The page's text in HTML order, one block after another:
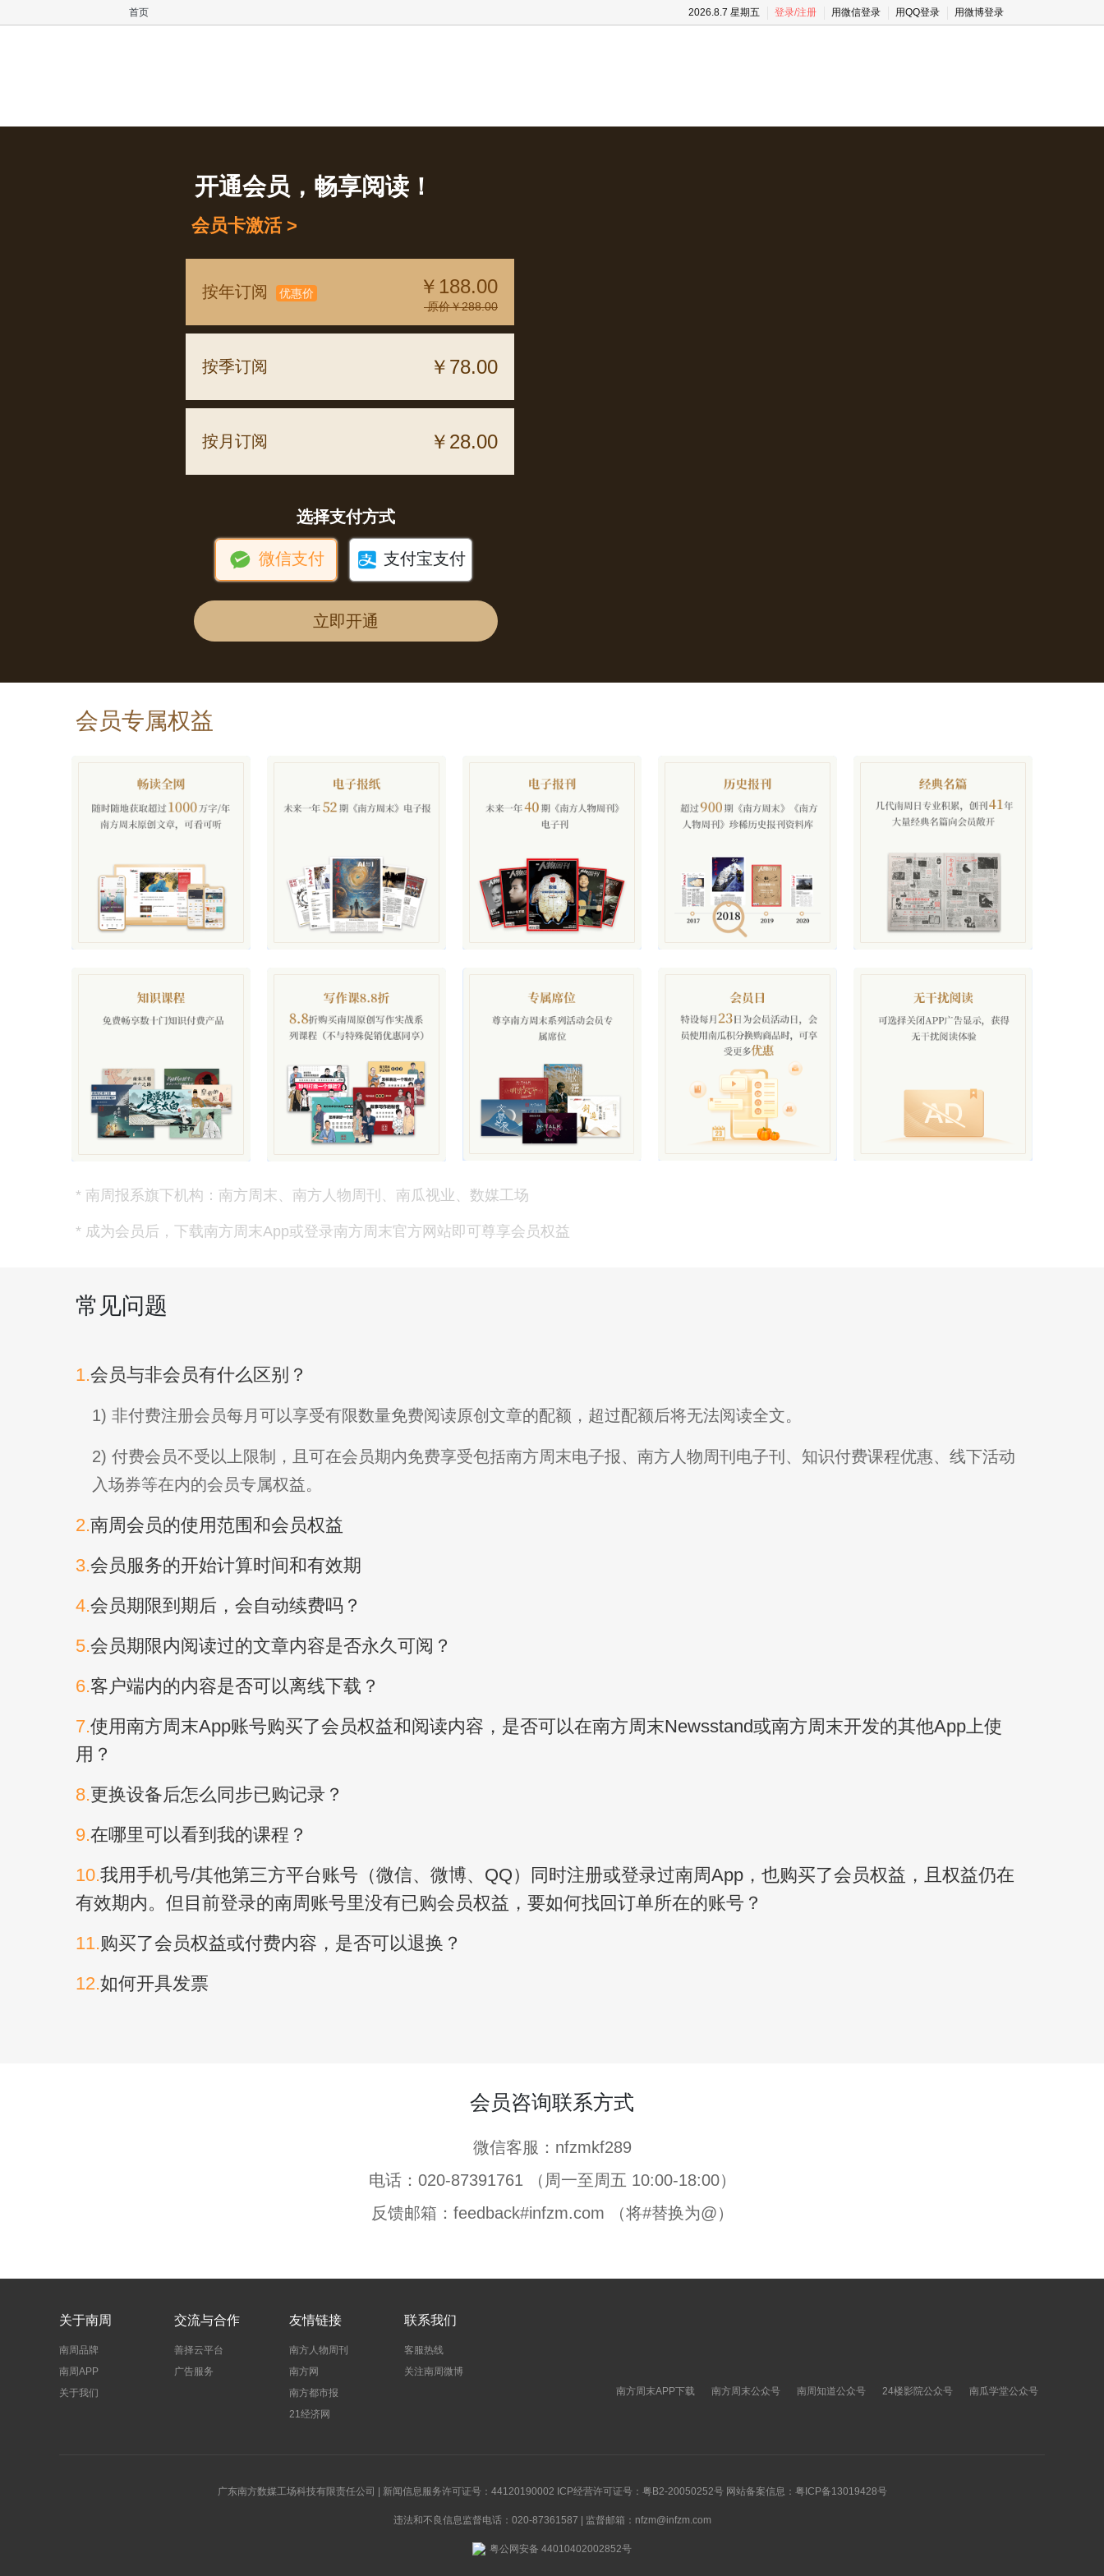
首页 2026.8.7 星期五 登录/注册 用微信登录 用QQ登录 用微博登录
开通会员，畅享阅读！
会员卡激活 >
按年订阅 优惠价 ￥188.00
原价￥288.00
按季订阅 ￥78.00
按月订阅 ￥28.00
选择支付方式
 微信支付  支付宝支付
立即开通
会员专属权益
* 南周报系旗下机构：南方周末、南方人物周刊、南瓜视业、数媒工场
* 成为会员后，下载南方周末App或登录南方周末官方网站即可尊享会员权益
常见问题
1.会员与非会员有什么区别？
1) 非付费注册会员每月可以享受有限数量免费阅读原创文章的配额，超过配额后将无法阅读全文。
2) 付费会员不受以上限制，且可在会员期内免费享受包括南方周末电子报、南方人物周刊电子刊、知识付费课程优惠、线下活动
入场券等在内的会员专属权益。
2.南周会员的使用范围和会员权益
3.会员服务的开始计算时间和有效期
4.会员期限到期后，会自动续费吗？
5.会员期限内阅读过的文章内容是否永久可阅？
6.客户端内的内容是否可以离线下载？
7.使用南方周末App账号购买了会员权益和阅读内容，是否可以在南方周末Newsstand或南方周末开发的其他App上使
用？
8.更换设备后怎么同步已购记录？
9.在哪里可以看到我的课程？
10.我用手机号/其他第三方平台账号（微信、微博、QQ）同时注册或登录过南周App，也购买了会员权益，且权益仍在
有效期内。但目前登录的南周账号里没有已购会员权益，要如何找回订单所在的账号？
11.购买了会员权益或付费内容，是否可以退换？
12.如何开具发票
会员咨询联系方式
微信客服：nfzmkf289
电话：020-87391761 （周一至周五 10:00-18:00）
反馈邮箱：feedback#infzm.com （将#替换为@）
关于南周
南周品牌
南周APP
关于我们
交流与合作
善择云平台
广告服务
友情链接
南方人物周刊
南方网
南方都市报
21经济网
联系我们
客服热线
关注南周微博
南方周末APP下载
南方周末公众号 南周知道公众号 24楼影院公众号 南瓜学堂公众号
广东南方数媒工场科技有限责任公司 | 新闻信息服务许可证号：44120190002 ICP经营许可证号：粤B2-20050252号 网站备案信息： 粤ICP备13019428号
违法和不良信息监督电话：020-87361587 | 监督邮箱：nfzm@infzm.com
粤公网安备 44010402002852号